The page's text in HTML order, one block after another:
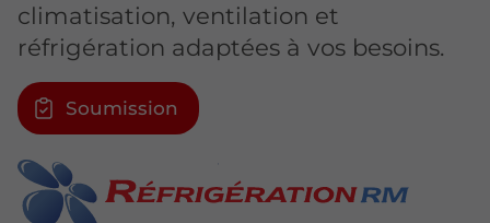
climatisation, ventilation et
réfrigération adaptées à vos besoins.
Soumission